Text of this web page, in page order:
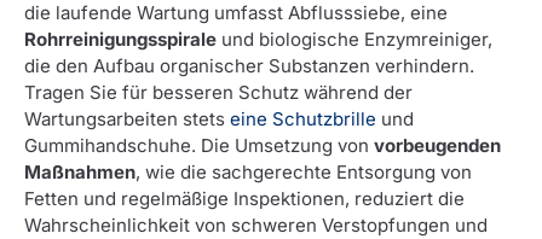
die laufende Wartung umfasst Abflusssiebe, eine
Rohrreinigungsspirale und biologische Enzymreiniger,
die den Aufbau organischer Substanzen verhindern.
Tragen Sie für besseren Schutz während der
Wartungsarbeiten stets eine Schutzbrille und
Gummihandschuhe. Die Umsetzung von vorbeugenden
Maßnahmen, wie die sachgerechte Entsorgung von
Fetten und regelmäßige Inspektionen, reduziert die
Wahrscheinlichkeit von schweren Verstopfungen und